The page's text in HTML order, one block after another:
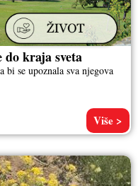
kraja sveta
se upoznala sva njegova
Više >